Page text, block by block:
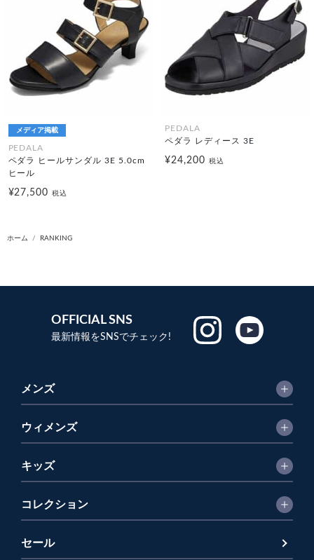
メディア掲載
PEDALA
ペダラ ヒールサンダル 3E 5.0cm
ヒール
¥27,500税込
PEDALA
ペダラ レディース 3E
¥24,200 税込
ホーム RANKING
OFFICIAL SNS
最新情報をSNSでチェック!
メンズ
ウィメンズ
キッズ
コレクション
セール